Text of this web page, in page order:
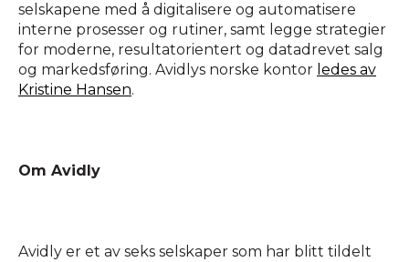
selskapene med å digitalisere og automatisere
interne prosesser og rutiner, samt legge strategier
for moderne, resultatorientert og datadrevet salg
og markedsføring. Avidlys norske kontor ledes av
Kristine Hansen.
Om Avidly
Avidly er et av seks selskaper som har blitt tildelt